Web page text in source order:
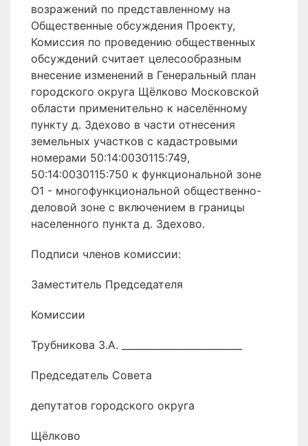
возражений по представленному на
Общественные обсуждения Проекту,
Комиссия по проведению общественных
обсуждений считает целесообразным
внесение изменений в Генеральный план
городского округа Щёлково Московской
области применительно к населённому
пункту д. Здехово в части отнесения
земельных участков с кадастровыми
номерами 50:14:0030115:749,
50:14:0030115:750 к функциональной зоне
О1 - многофункциональной общественно-
деловой зоне с включением в границы
населенного пункта д. Здехово.
Подписи членов комиссии:
Заместитель Председателя
Комиссии
Трубникова З.А. _________________________
Председатель Совета
депутатов городского округа
Щёлково